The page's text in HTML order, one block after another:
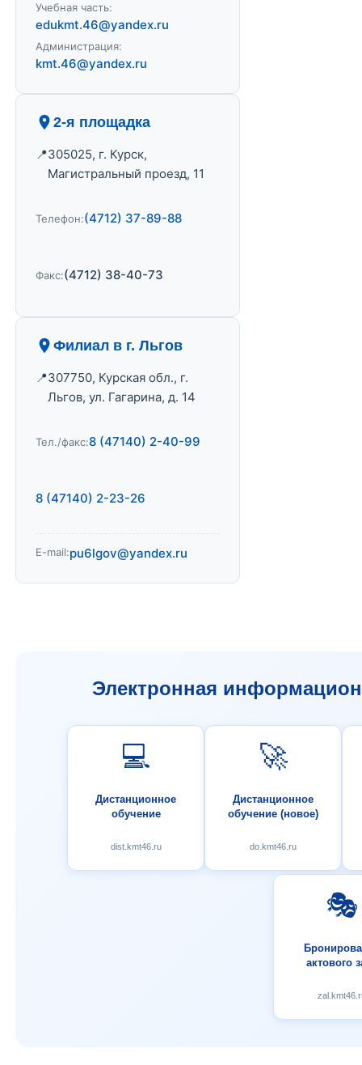
Учебная часть:
edukmt.46@yandex.ru
Администрация:
kmt.46@yandex.ru
2-я площадка
305025, г. Курск,
Магистральный проезд, 11
Телефон:(4712) 37-89-88
Факс:(4712) 38-40-73
Филиал в г. Льгов
307750, Курская обл., г.
Льгов, ул. Гагарина, д. 14
Тел./факс:8 (47140) 2-40-99
8 (47140) 2-23-26
E-mail:pu6lgov@yandex.ru
Электронная
💻
Дистанционное
обучение
dist.kmt46.ru
🚀
Дистанционное
обучение (новое)
do.kmt46.ru
🎭
актового